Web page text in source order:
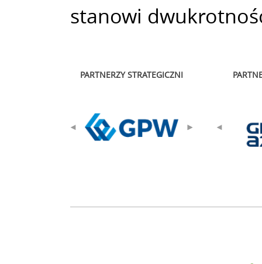
stanowi
PARTNERZY STRATEGICZNI